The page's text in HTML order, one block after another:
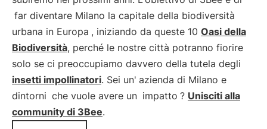
far diventare Milano la capitale della biodiversità
urbana in Europa , iniziando da queste 10 Oasi della
Biodiversità, perché le nostre città potranno fiorire
solo se ci preoccupiamo davvero della tutela degli
insetti impollinatori. Sei un' azienda di Milano e
dintorni che vuole avere un impatto ? Unisciti alla
community di 3Bee.